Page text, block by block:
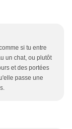
si tu entre
un chat, ou plutôt
et des portées
passe une